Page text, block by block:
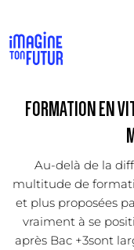
FORMATION EN
Au-delà de la
multitude de
et plus proposées
vraiment à se
après Bac +3sont